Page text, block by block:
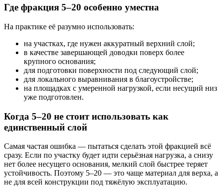
Где фракция 5–20 особенно уместна
На практике её разумно использовать:
на участках, где нужен аккуратный верхний слой;
в качестве завершающей доводки поверх более
крупного основания;
для подготовки поверхности под следующий слой;
для локального выравнивания в благоустройстве;
на площадках с умеренной нагрузкой, если несущий низ
уже подготовлен.
Когда 5–20 не стоит использовать как
единственный слой
Самая частая ошибка — пытаться сделать этой фракцией всё
сразу. Если по участку будет идти серьёзная нагрузка, а снизу
нет более несущего основания, мелкий слой быстрее теряет
устойчивость. Поэтому 5–20 — это чаще материал для верха, а
не для всей конструкции под тяжёлую эксплуатацию.